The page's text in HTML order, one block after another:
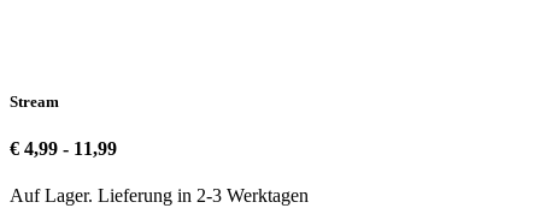
Stream
€ 4,99 - 11,99
Auf Lager. Lieferung in 2-3 Werktagen